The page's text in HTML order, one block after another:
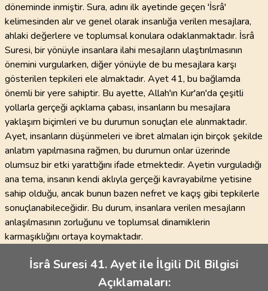
döneminde inmiştir. Sura, adını ilk ayetinde geçen 'İsrâ'
kelimesinden alır ve genel olarak insanlığa verilen mesajlara,
ahlaki değerlere ve toplumsal konulara odaklanmaktadır. İsrâ
Suresi, bir yönüyle insanlara ilahi mesajların ulaştırılmasının
önemini vurgularken, diğer yönüyle de bu mesajlara karşı
gösterilen tepkileri ele almaktadır. Ayet 41, bu bağlamda
önemli bir yere sahiptir. Bu ayette, Allah'ın Kur'an'da çeşitli
yollarla gerçeği açıklama çabası, insanların bu mesajlara
yaklaşım biçimleri ve bu durumun sonuçları ele alınmaktadır.
Ayet, insanların düşünmeleri ve ibret almaları için birçok şekilde
anlatım yapılmasına rağmen, bu durumun onlar üzerinde
olumsuz bir etki yarattığını ifade etmektedir. Ayetin vurguladığı
ana tema, insanın kendi aklıyla gerçeği kavrayabilme yetisine
sahip olduğu, ancak bunun bazen nefret ve kaçış gibi tepkilerle
sonuçlanabileceğidir. Bu durum, insanlara verilen mesajların
anlaşılmasının zorluğunu ve toplumsal dinamiklerin
karmaşıklığını ortaya koymaktadır.
İsrâ Suresi 41. Ayet ile İlgili Dil Bilgisi
Açıklamaları: